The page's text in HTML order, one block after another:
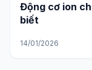
Động cơ ion
biết
14/01/2026